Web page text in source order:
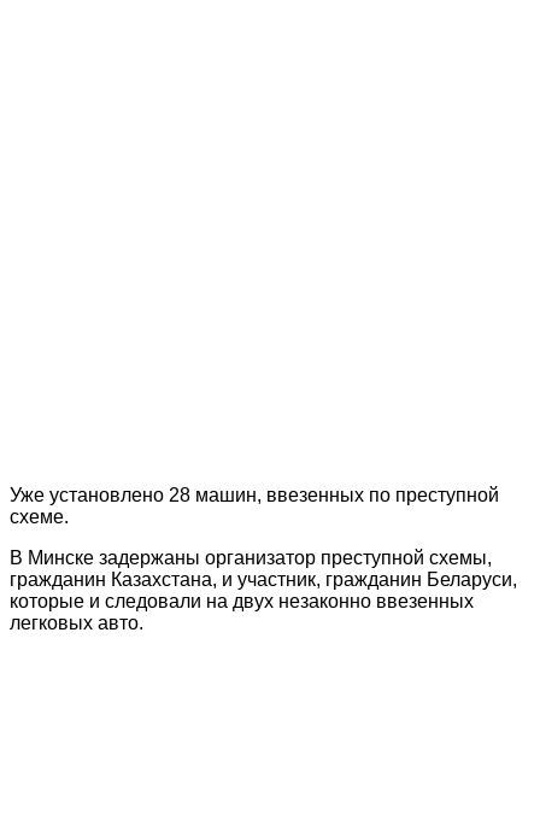
Уже установлено 28 машин, ввезенных по преступной
схеме.
В Минске задержаны организатор преступной схемы,
гражданин Казахстана, и участник, гражданин Беларуси,
которые и следовали на двух незаконно ввезенных
легковых авто.